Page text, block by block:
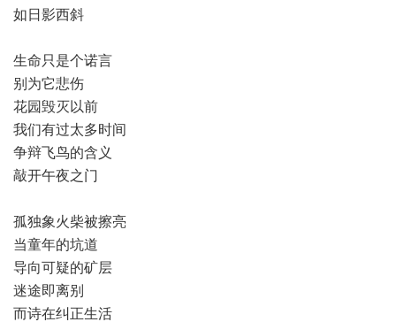
如日影西斜
生命只是个诺言
别为它悲伤
花园毁灭以前
我们有过太多时间
争辩飞鸟的含义
敲开午夜之门
孤独象火柴被擦亮
当童年的坑道
导向可疑的矿层
迷途即离别
而诗在纠正生活